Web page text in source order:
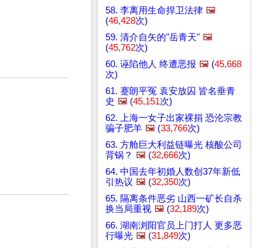
58. 李离用生命捍卫法律 🖼️
(46,428次)
59. 清介自矢的"岳青天" 🖼️
(45,762次)
60. 诬陷他人 终遭恶报 🖼️ (45,668
次)
61. 蹇朗平冤 袁安放囚 皆名垂青
史 🖼️ (45,151次)
62. 上海一女子出家裸捐 恐沦宗教
骗子肥羊 🖼️ (33,766次)
63. 方舱巨大利益链曝光 核酸公司
背锅？ 🖼️ (32,666次)
64. 中国去年初婚人数创37年新低
引热议 🖼️ (32,350次)
65. 隔离条件恶劣 山西一矿长自杀
换当局重视 🖼️ (32,189次)
66. 湖南浏阳官员上门打人 更多恶
行曝光 🖼️ (31,849次)